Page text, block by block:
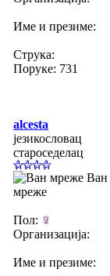
Име и презиме:
Струка:
Поруке: 731
alcesta
језикословац
староседелац
Ван
мреже
Пол:
Организација:
Име и презиме: